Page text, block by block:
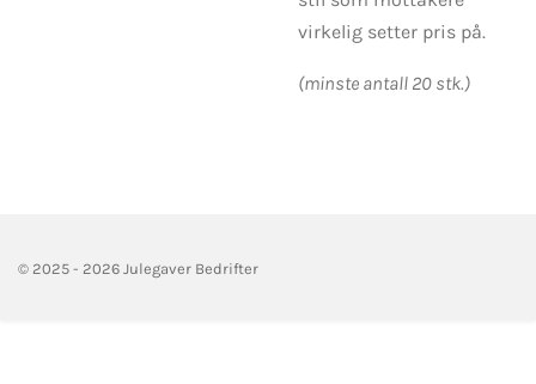
virkelig setter pris på.
(minste antall 20 stk.)
© 2025 - 2026 Julegaver Bedrifter